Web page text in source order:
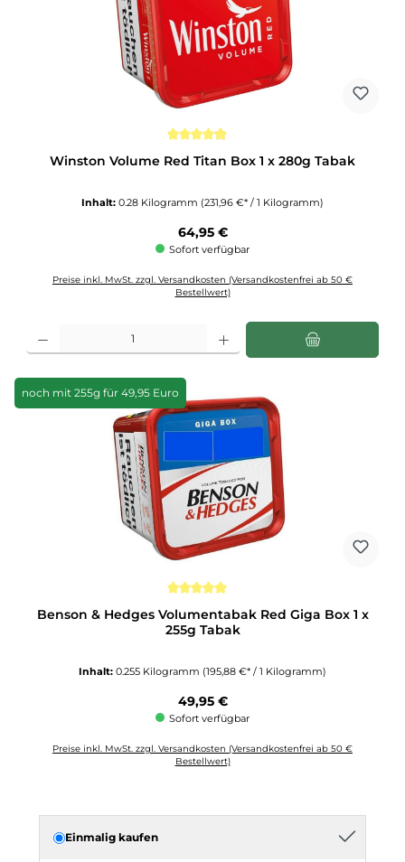
Winston Volume Red Titan Box 1 x 280g Tabak
Inhalt: 0.28 Kilogramm (231,96 €* / 1 Kilogramm)
Regulärer Preis:
64,95 €
Sofort verfügbar
Preise inkl. MwSt. zzgl. Versandkosten (Versandkostenfrei ab 50 €
Bestellwert)
noch mit 255g für 49,95 Euro
Benson & Hedges Volumentabak Red Giga Box 1 x
255g Tabak
Inhalt: 0.255 Kilogramm (195,88 €* / 1 Kilogramm)
Regulärer Preis:
49,95 €
Sofort verfügbar
Preise inkl. MwSt. zzgl. Versandkosten (Versandkostenfrei ab 50 €
Bestellwert)
Einmalig kaufen